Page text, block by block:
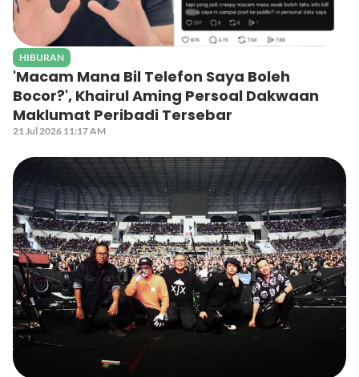
HIBURAN
'Macam Mana Bil Telefon Saya Boleh
Bocor?', Khairul Aming Persoal Dakwaan
Maklumat Peribadi Tersebar
21 Jul 2026 11:17 AM